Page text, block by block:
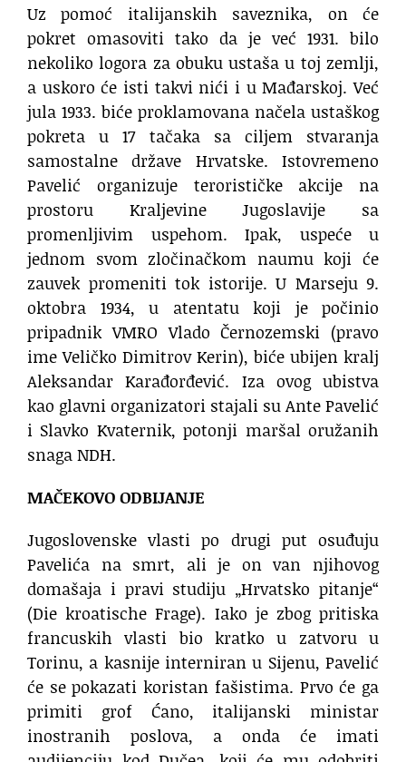
Uz pomoć italijanskih saveznika, on će
pokret omasoviti tako da je već 1931. bilo
nekoliko logora za obuku ustaša u toj zemlji,
a uskoro će isti takvi nići i u Mađarskoj. Već
jula 1933. biće proklamovana načela ustaškog
pokreta u 17 tačaka sa ciljem stvaranja
samostalne države Hrvatske. Istovremeno
Pavelić organizuje terorističke akcije na
prostoru Kraljevine Jugoslavije sa
promenljivim uspehom. Ipak, uspeće u
jednom svom zločinačkom naumu koji će
zauvek promeniti tok istorije. ​U Marseju 9.
oktobra 1934, u atentatu koji je počinio
pripadnik VMRO Vlado Černozemski (pravo
ime Veličko Dimitrov Kerin), biće ubijen kralj
Aleksandar Karađorđević. Iza ovog ubistva
kao glavni organizatori stajali su Ante Pavelić
i Slavko Kvaternik, potonji maršal oružanih
snaga NDH.
MAČEKOVO ODBIJANJE
​Jugoslovenske vlasti po drugi put osuđuju
Pavelića na smrt, ali je on van njihovog
domašaja i pravi studiju „Hrvatsko pitanje“
(Die kroatische Frage). Iako je zbog pritiska
francuskih vlasti bio kratko u zatvoru u
Torinu, a kasnije interniran u Sijenu, Pavelić
će se pokazati koristan fašistima. Prvo će ga
primiti grof Ćano, italijanski ministar
inostranih poslova, a onda će imati